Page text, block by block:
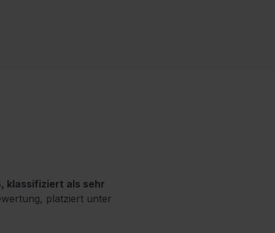
klassifiziert als sehr
platziert unter